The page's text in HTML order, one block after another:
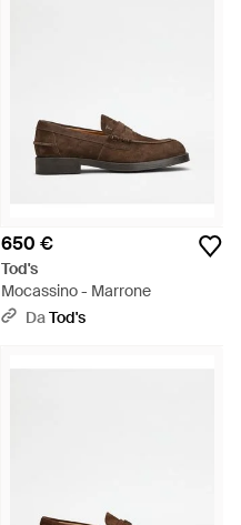
650 €
Tod's
Mocassino - Marrone
DaTod's